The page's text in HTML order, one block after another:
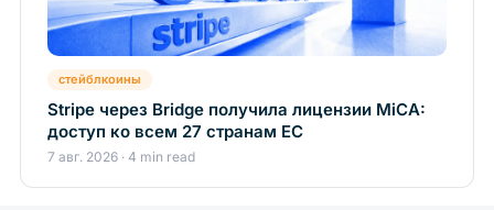
стейблкоины
Stripe через Bridge получила лицензии MiCA:
доступ ко всем 27 странам ЕС
7 авг. 2026 · 4 min read